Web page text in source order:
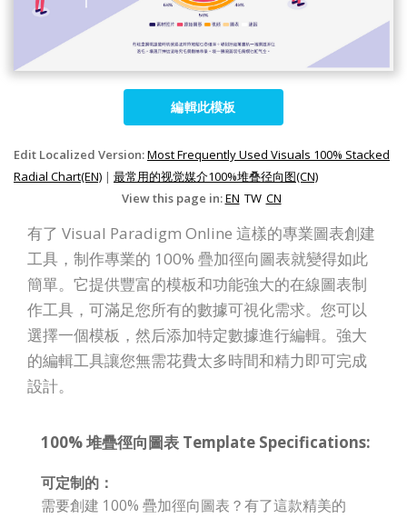
編輯此模板
Edit Localized Version:Most Frequently Used Visuals 100% Stacked
Radial Chart(EN) | 最常用的视觉媒介100%堆叠径向图(CN)
View this page in:EN TW CN
有了 Visual Paradigm Online 這樣的專業圖表創建
工具，制作專業的 100% 疊加徑向圖表就變得如此
簡單。它提供豐富的模板和功能強大的在線圖表制
作工具，可滿足您所有的數據可視化需求。您可以
選擇一個模板，然后添加特定數據進行編輯。強大
的編輯工具讓您無需花費太多時間和精力即可完成
設計。
100% 堆疊徑向圖表 Template Specifications:
可定制的：
需要創建 100% 疊加徑向圖表？有了這款精美的